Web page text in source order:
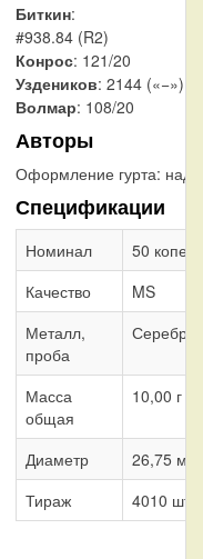
Биткин:
#938.84 (R2)
Конрос: 121/20
Уздеников: 2144 («−»)
Волмар: 108/20
Авторы
Оформление гурта:
Спецификации
Номинал
50 копеек
Качество
MS
Металл,
проба
Серебро
Масса
общая
10,00 г
Диаметр
26,75 мм
Тираж
4010 шт.